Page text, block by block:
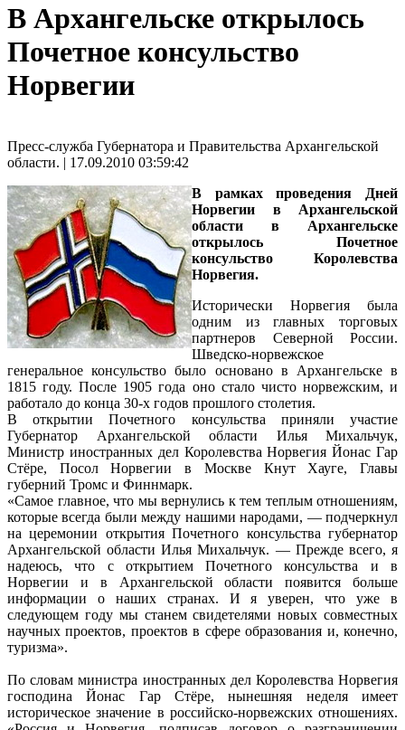
В Архангельске открылось
Почетное консульство
Норвегии
Пресс-служба Губернатора и Правительства Архангельской
области. | 17.09.2010 03:59:42
В рамках проведения Дней
Норвегии в Архангельской
области в Архангельске
открылось Почетное
консульство Королевства
Норвегия.
Исторически Норвегия была
одним из главных торговых
партнеров Северной России.
Шведско-норвежское
генеральное консульство было основано в Архангельске в
1815 году. После 1905 года оно стало чисто норвежским, и
работало до конца 30-х годов прошлого столетия.
В открытии Почетного консульства приняли участие
Губернатор Архангельской области Илья Михальчук,
Министр иностранных дел Королевства Норвегия Йонас Гар
Стёре, Посол Норвегии в Москве Кнут Хауге, Главы
губерний Тромс и Финнмарк.
«Самое главное, что мы вернулись к тем теплым отношениям,
которые всегда были между нашими народами, — подчеркнул
на церемонии открытия Почетного консульства губернатор
Архангельской области Илья Михальчук. — Прежде всего, я
надеюсь, что с открытием Почетного консульства и в
Норвегии и в Архангельской области появится больше
информации о наших странах. И я уверен, что уже в
следующем году мы станем свидетелями новых совместных
научных проектов, проектов в сфере образования и, конечно,
туризма».
По словам министра иностранных дел Королевства Норвегия
господина Йонас Гар Стёре, нынешняя неделя имеет
историческое значение в российско-норвежских отношениях.